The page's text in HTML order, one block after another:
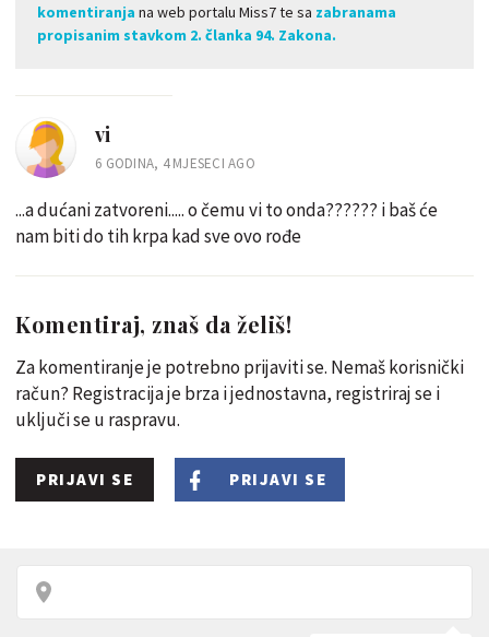
komentiranja na web portalu Miss7 te sa zabranama
propisanim stavkom 2. članka 94. Zakona.
vi
6 GODINA, 4 MJESECI AGO
...a dućani zatvoreni..... o čemu vi to onda?????? i baš će
nam biti do tih krpa kad sve ovo rođe
Komentiraj, znaš da želiš!
Za komentiranje je potrebno prijaviti se. Nemaš korisnički
račun? Registracija je brza i jednostavna, registriraj se i
uključi se u raspravu.
PRIJAVI SE PRIJAVI SE